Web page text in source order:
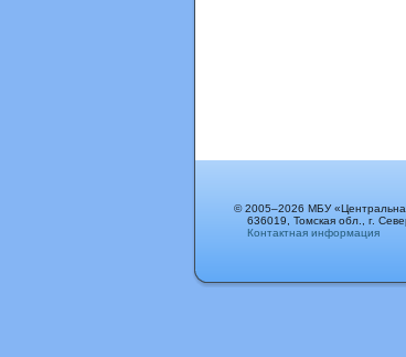
© 2005–2026 МБУ
636019, Томская обл., г.
Контактная информация